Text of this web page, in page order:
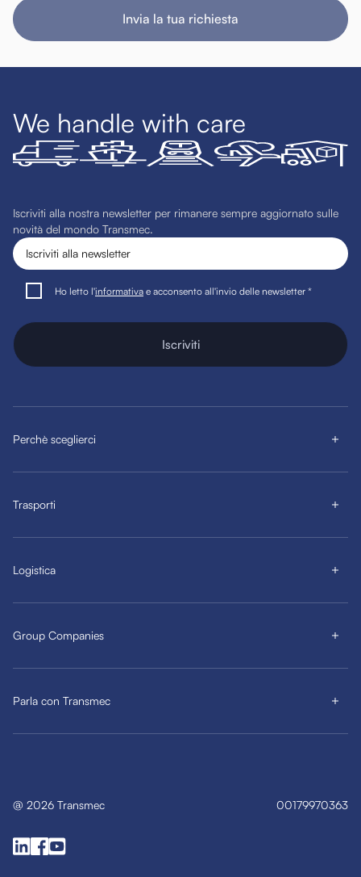
Invia la tua richiesta
We handle with care
Iscriviti alla nostra newsletter per rimanere sempre aggiornato sulle
novità del mondo Transmec.
Ho letto l'informativa e acconsento all'invio delle newsletter *
Iscriviti
Perchè sceglierci
Trasporti
Logistica
Group Companies
Parla con Transmec
@ 2026 Transmec 00179970363